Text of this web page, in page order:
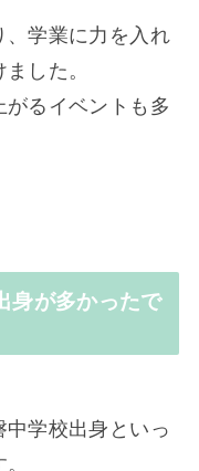
、学業に力を入れ
した。
がるイベントも多
身が多かったで
学校出身といっ